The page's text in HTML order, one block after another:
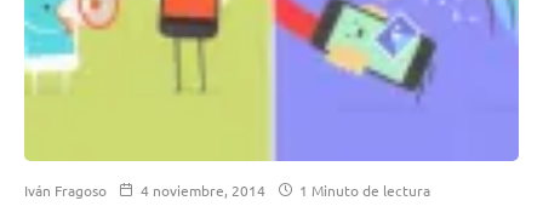
Iván Fragoso 4 noviembre, 2014 1 Minuto de lectura